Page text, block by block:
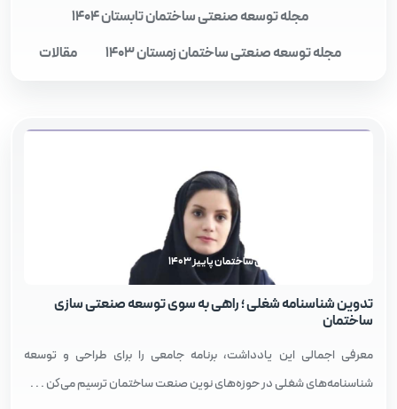
مجله توسعه صنعتی ساختمان تابستان 1404
مجله توسعه صنعتی ساختمان زمستان 1403
مقالات
مجله توسعه صنعتی ساختمان پاییز 1403
تدوین شناسنامه شغلی ؛ راهی به سوی توسعه صنعتی‌ سازی
ساختمان
معرفی اجمالی این یادداشت، برنامه جامعی را برای طراحی و توسعه
شناسنامه‌های شغلی در حوزه‌های نوین صنعت ساختمان ترسیم می‌کن . . .